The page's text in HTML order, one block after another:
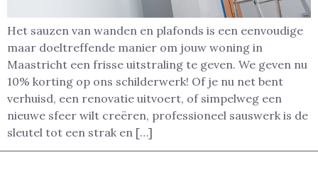
Het sauzen van wanden en plafonds is een eenvoudige
maar doeltreffende manier om jouw woning in
Maastricht een frisse uitstraling te geven. We geven nu
10% korting op ons schilderwerk! Of je nu net bent
verhuisd, een renovatie uitvoert, of simpelweg een
nieuwe sfeer wilt creëren, professioneel sauswerk is de
sleutel tot een strak en […]